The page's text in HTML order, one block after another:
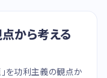
から考える
を功利主義の観点か